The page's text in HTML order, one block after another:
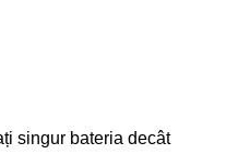
singur bateria decât